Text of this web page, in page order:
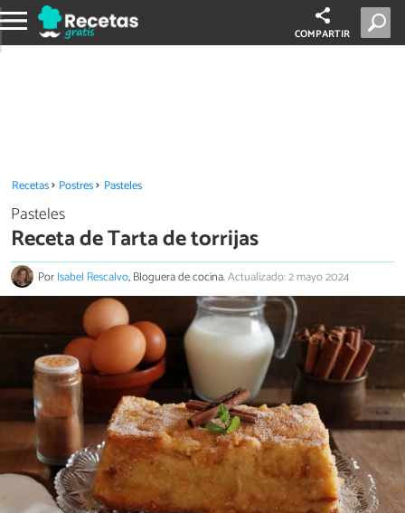
COMPARTIR
Recetas Postres Pasteles
Pasteles
Receta de Tarta de torrijas
PorIsabel Rescalvo, Bloguera de cocina.Actualizado: 2 mayo 2024